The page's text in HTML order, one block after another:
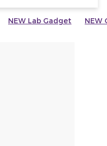
NEW Lab Gadget NEW